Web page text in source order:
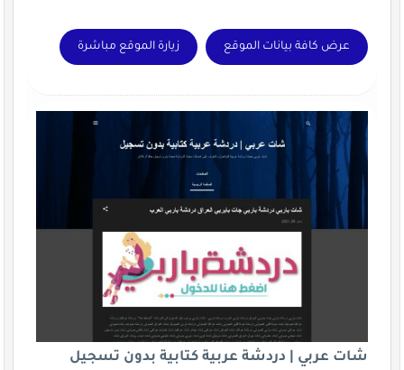
عرض كافة بيانات الموقع زيارة الموقع مباشرة
شات عربي | دردشة عربية كتابية بدون تسجيل